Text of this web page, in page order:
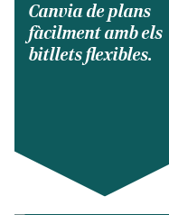
Canvia de plans
fàcilment amb els
bitllets flexibles.